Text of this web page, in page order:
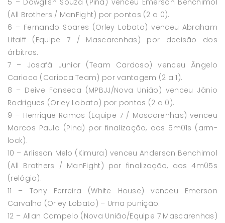
5 – Dawglish Souza (Pina) venceu Emerson Benchimol
(All Brothers / ManFight) por pontos (2 a 0).
6 – Fernando Soares (Orley Lobato) venceu Abraham
Litaiff (Equipe 7 / Mascarenhas) por decisão dos
árbitros.
7 – Josafá Junior (Team Cardoso) venceu Ângelo
Carioca (Carioca Team) por vantagem (2 a 1).
8 – Deive Fonseca (MPBJJ/Nova União) venceu Jânio
Rodrigues (Orley Lobato) por pontos (2 a 0).
9 – Henrique Ramos (Equipe 7 / Mascarenhas) venceu
Marcos Paulo (Pina) por finalização, aos 5m01s (arm-
lock).
10 – Arlisson Melo (Kimura) venceu Anderson Benchimol
(All Brothers / ManFight) por finalização, aos 4m05s
(relógio).
11 – Tony Ferreira (White House) venceu Emerson
Carvalho (Orley Lobato) – Uma punição.
12 – Allan Campelo (Nova União/Equipe 7 Mascarenhas)